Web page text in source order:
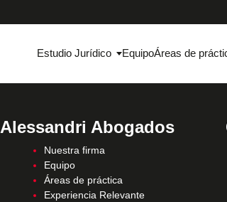
Estudio Jurídico EquipoÁreas de
Alessandri Abogados
Nuestra firma
Equipo
Áreas de práctica
Experiencia Relevante